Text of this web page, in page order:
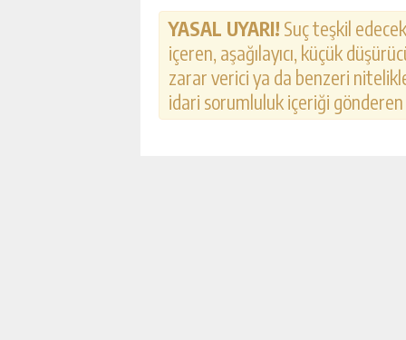
YASAL UYARI! Suç teşkil
içeren, aşağılayıcı, küçük
zarar verici ya da benzeri
idari sorumluluk içeriği
GÜNLÜK HABER
İSMAIL KÖYBAŞI IÇIN
TRABZONSPOR MAÇI